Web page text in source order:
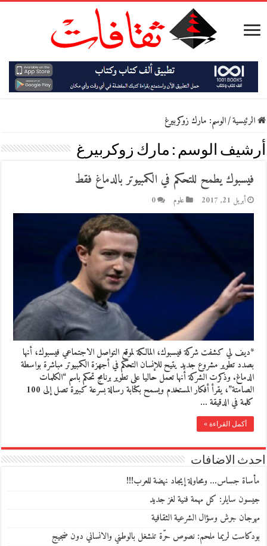
الرئيسية/الوسم: مارك زوكربيرغ
أرشيف الوسم : مارك زوكربيرغ
فيسبوك يطمح للتحكم في الكمبيوتر بالدماغ فقط
أبريل 21, 2017 علوم 0
*ديف لي كشفت شركة فيسبوك، المالكة لموقع التواصل الاجتماعي فيسبوك، أنها
بصدد تطوير مشروع جديد يتيح للإنسان التحكم في أجهزة الكمبيوتر مباشرة بواسطة
الدماغ. وذكرت الشركة أنها تعمل حاليا على تطوير برنامج تحكم باسم “الكلمات
الصامتة”، يقرأ أفكار المستخدم ويسمح بكتابة رسالة بسرعة كبيرة تصل إلى 100
كلمة في الدقيقة …
أكمل القراءة »
احدث الاضافات
مأساة جساس… ومحاولة إيجاد نهضة للعرب!!!
جيسون سايلر: كل مهمة فنية لغز جديد
مهرجان جرش وسؤال الشرعية الثقافية
بودكاست لريما ملحم: نصوص حرّة تنشغل بالوطني والانساني دون ضجيج